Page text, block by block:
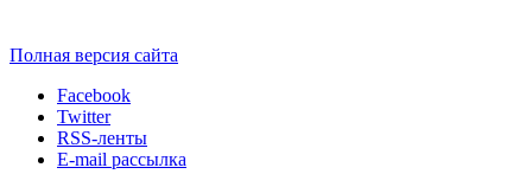
Полная версия сайта
Facebook
Twitter
RSS-ленты
E-mail рассылка